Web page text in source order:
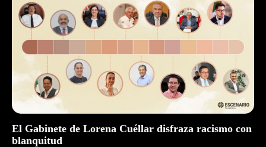
El Gabinete de Lorena Cuéllar disfraza racismo con
blanquitud